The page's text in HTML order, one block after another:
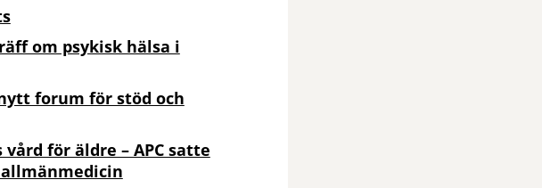
om psykisk hälsa i
forum för stöd och
för äldre – APC satte